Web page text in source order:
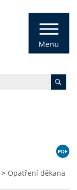
> Opatření děkana